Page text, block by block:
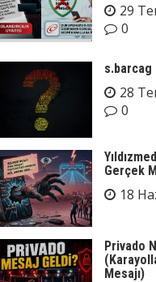
29
0
s.barcag
28
0
Gerçek
18
Privado
Mesajı)